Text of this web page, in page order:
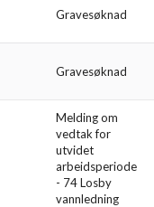
Gravesøknad
Gravesøknad
Melding om
vedtak for
utvidet
arbeidsperiode
- 74 Losby
vannledning